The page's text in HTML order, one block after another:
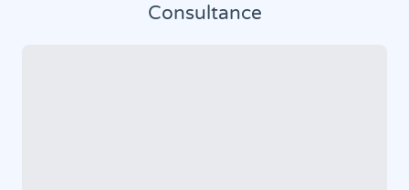
Consultance